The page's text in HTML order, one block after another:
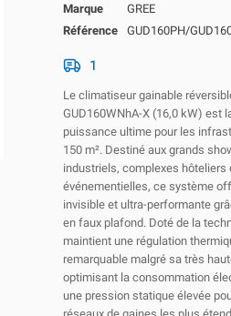
Marque
GREE
Référence
GUD160PH/
1
Le climatiseur gainable
GUD160WNhA-X (16,0 kW) est
puissance ultime pour les
150 m². Destiné aux grands
industriels, complexes hôteliers
événementielles, ce système
invisible et ultra-performante
en faux plafond. Doté de la
maintient une régulation
remarquable malgré sa très
optimisant la consommation
une pression statique élevée